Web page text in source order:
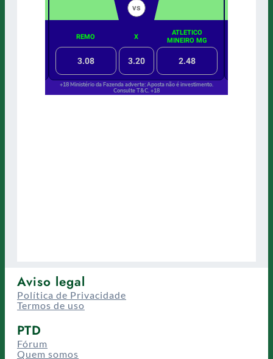
Aviso legal
Política de Privacidade
Termos de uso
PTD
Fórum
Quem somos